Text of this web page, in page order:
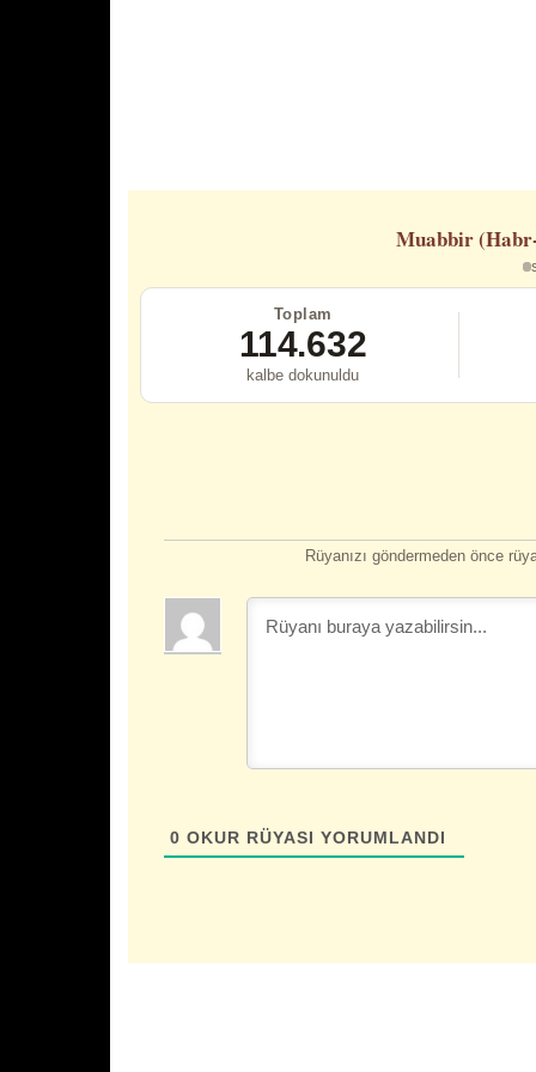
Muabbir
Toplam
114.632
kalbe dokunuldu
Rüyanızı göndermeden önce
0 OKUR RÜYASI YORUMLANDI